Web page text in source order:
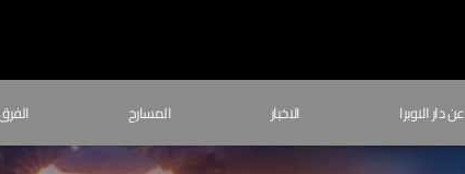
عن دار الاوبرا الاخبار المسارح